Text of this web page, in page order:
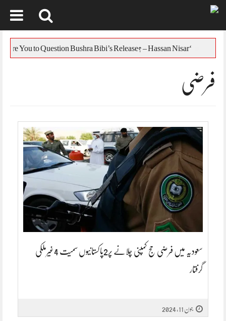
فرضی
سعودیہ میں فرضی حج کمپنی چلانے پر2پاکستانیوں سمیت 4غیرملکی
گرفتار
جون 11, 2024